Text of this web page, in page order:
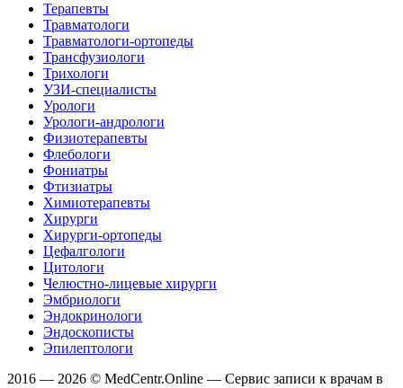
Терапевты
Травматологи
Травматологи-ортопеды
Трансфузиологи
Трихологи
УЗИ-специалисты
Урологи
Урологи-андрологи
Физиотерапевты
Флебологи
Фониатры
Фтизиатры
Химиотерапевты
Хирурги
Хирурги-ортопеды
Цефалгологи
Цитологи
Челюстно-лицевые хирурги
Эмбриологи
Эндокринологи
Эндоскописты
Эпилептологи
2016 — 2026 © MedCentr.Online — Сервис записи к врачам в